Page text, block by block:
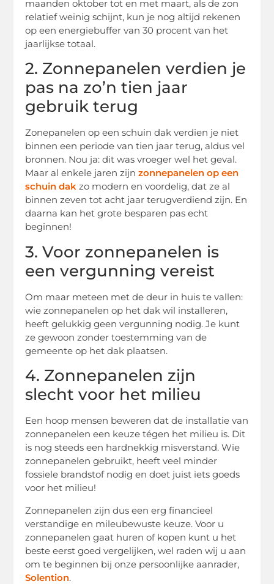
maanden oktober tot en met maart, als de zon
relatief weinig schijnt, kun je nog altijd rekenen
op een energiebuffer van 30 procent van het
jaarlijkse totaal.
2. Zonnepanelen verdien je
pas na zo’n tien jaar
gebruik terug
Zonepanelen op een schuin dak verdien je niet
binnen een periode van tien jaar terug, aldus vel
bronnen. Nou ja: dit was vroeger wel het geval.
Maar al enkele jaren zijnzonnepanelen op een
schuin dak zo modern en voordelig, dat ze al
binnen zeven tot acht jaar terugverdiend zijn. En
daarna kan het grote besparen pas echt
beginnen!
3. Voor zonnepanelen is
een vergunning vereist
Om maar meteen met de deur in huis te vallen:
wie zonnepanelen op het dak wil installeren,
heeft gelukkig geen vergunning nodig. Je kunt
ze gewoon zonder toestemming van de
gemeente op het dak plaatsen.
4. Zonnepanelen zijn
slecht voor het milieu
Een hoop mensen beweren dat de installatie van
zonnepanelen een keuze tégen het milieu is. Dit
is nog steeds een hardnekkig misverstand. Wie
zonnepanelen gebruikt, heeft veel minder
fossiele brandstof nodig en doet juist iets goeds
voor het milieu!
Zonnepanelen zijn dus een erg financieel
verstandige en mileubewuste keuze. Voor u
zonnepanelen gaat huren of kopen kunt u het
beste eerst goed vergelijken, wel raden wij u aan
om te beginnen bij onze persoonlijke aanrader,
Solention.